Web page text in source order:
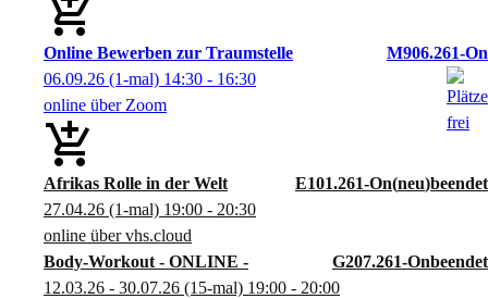
Afrikas Rolle in der Welt E101.261-On neu
27.04.26 (1-mal) 19:00 - 20:30
online über vhs.cloud
Body-Workout - ONLINE -
G207.261-On
12.03.26 - 30.07.26 (15-mal) 19:00 - 20:00
Online Bewerben zur Traumstelle
M906.261-On
06.09.26 (1-mal) 14:30 - 16:30
online über Zoom